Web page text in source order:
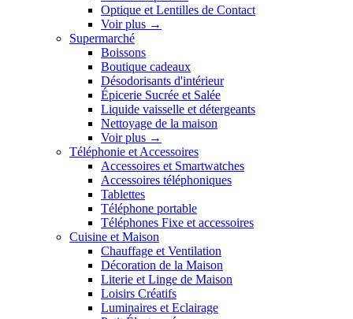
Optique et Lentilles de Contact
Voir plus →
Supermarché
Boissons
Boutique cadeaux
Désodorisants d'intérieur
Épicerie Sucrée et Salée
Liquide vaisselle et détergeants
Nettoyage de la maison
Voir plus →
Téléphonie et Accessoires
Accessoires et Smartwatches
Accessoires téléphoniques
Tablettes
Téléphone portable
Téléphones Fixe et accessoires
Cuisine et Maison
Chauffage et Ventilation
Décoration de la Maison
Literie et Linge de Maison
Loisirs Créatifs
Luminaires et Eclairage